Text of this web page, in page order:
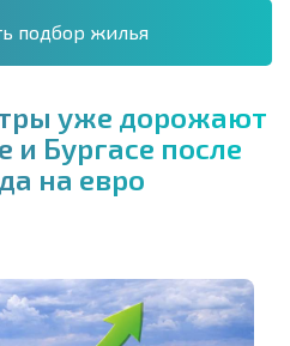
подбор жилья
ры уже дорожают
е и Бургасе после
да на евро